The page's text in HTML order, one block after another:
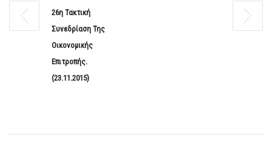
26η Τακτική
Συνεδρίαση Της
Οικονομικής
Επιτροπής.
(23.11.2015)